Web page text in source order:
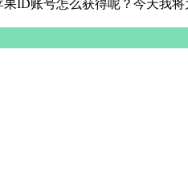
ID账号怎么获得呢？今天我